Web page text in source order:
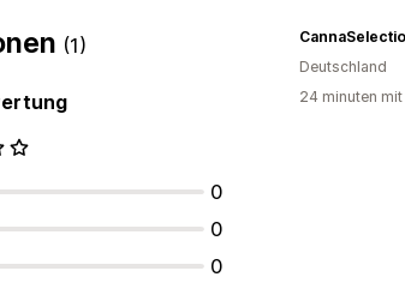
(1)
0
0
0
Deutschland
24 minuten